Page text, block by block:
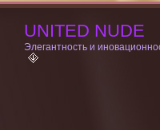
UNITED NUDE
Элегантность и